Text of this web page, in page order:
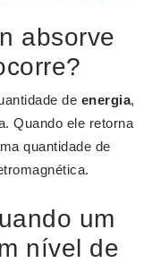
absorve
de energia,
Quando ele retorna
quantidade de
um
nível de